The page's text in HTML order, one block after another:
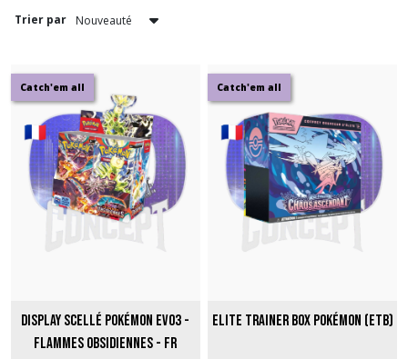
Trier par
Catch'em all
Display Scellé Pokémon EV03 -
Flammes Obsidiennes - FR
Catch'em all
Elite Trainer Box Pokémon (ETB)
de
Pokémon
(18)
Lorcana
(1)
Magic